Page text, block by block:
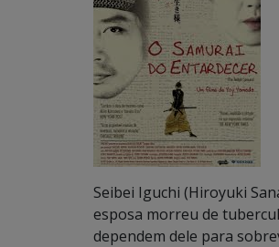
Seibei Iguchi (Hiroyuki
esposa morreu de
dependem dele para